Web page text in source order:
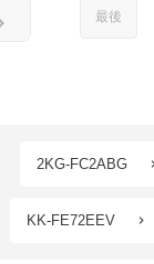
最後
2KG-FC2ABG
KK-FE72EEV